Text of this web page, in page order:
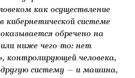
как осуществление
кибернетической системе
обречено на
ниже чего-то: нет
контролирующей человека,
систему — и машина,